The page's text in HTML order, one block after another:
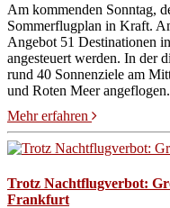
Am kommenden Sonntag,
Sommerflugplan in Kraft.
Angebot 51 Destinationen
angesteuert werden. In der
rund 40 Sonnenziele am
und Roten Meer angeflogen.
Mehr erfahren
Trotz Nachtflugverbot:
Frankfurt